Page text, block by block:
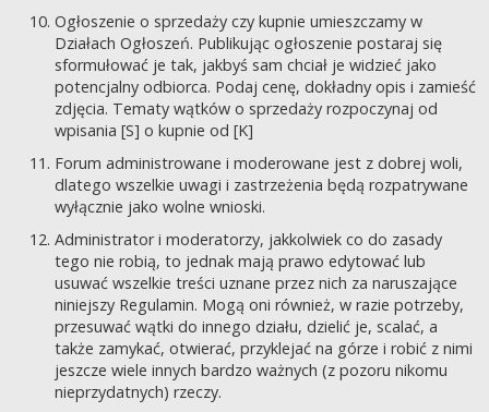
Ogłoszenie o sprzedaży czy kupnie umieszczamy w
Działach Ogłoszeń. Publikując ogłoszenie postaraj się
sformułować je tak, jakbyś sam chciał je widzieć jako
potencjalny odbiorca. Podaj cenę, dokładny opis i zamieść
zdjęcia. Tematy wątków o sprzedaży rozpoczynaj od
wpisania [S] o kupnie od [K]
Forum administrowane i moderowane jest z dobrej woli,
dlatego wszelkie uwagi i zastrzeżenia będą rozpatrywane
wyłącznie jako wolne wnioski.
Administrator i moderatorzy, jakkolwiek co do zasady
tego nie robią, to jednak mają prawo edytować lub
usuwać wszelkie treści uznane przez nich za naruszające
niniejszy Regulamin. Mogą oni również, w razie potrzeby,
przesuwać wątki do innego działu, dzielić je, scalać, a
także zamykać, otwierać, przyklejać na górze i robić z nimi
jeszcze wiele innych bardzo ważnych (z pozoru nikomu
nieprzydatnych) rzeczy.